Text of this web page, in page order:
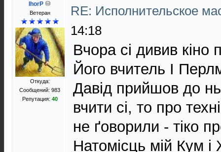
IhorP
Ветеран
Откуда:
Сообщений: 983
Репутация: 40
RE: Исполнительское
14:18
Вчора сі дивив кіно
Його вчитель І
Давід прийшов до
вчити сі, то про
не ґоворили - тіко
Натомісць мій Кум і